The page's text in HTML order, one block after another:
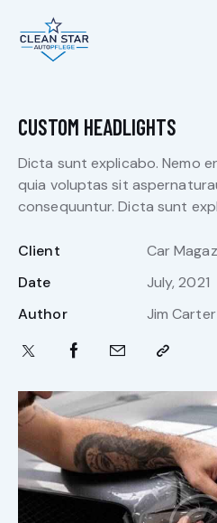
CUSTOM HEADLIGHTS
Dicta sunt explicabo. Nemo
quia voluptas sit
consequuntur. Dicta sunt
Client
Car
Date
July, 2021
Author
Jim Carter